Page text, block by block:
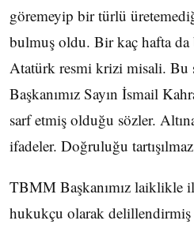
göremeyip bir türlü
bulmuş oldu. Bir kaç hafta da
Atatürk resmi krizi misali.
Başkanımız Sayın İsmail
sarf etmiş olduğu sözler.
ifadeler. Doğruluğu
TBMM Başkanımız laiklikle
hukukçu olarak delillendirmiş